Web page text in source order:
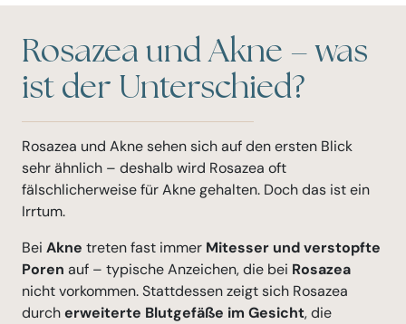
Rosazea und Akne – was
ist der Unterschied?
Rosazea und Akne sehen sich auf den ersten Blick
sehr ähnlich – deshalb wird Rosazea oft
fälschlicherweise für Akne gehalten. Doch das ist ein
Irrtum.
Bei Akne treten fast immer Mitesser und verstopfte
Poren auf – typische Anzeichen, die bei Rosazea
nicht vorkommen. Stattdessen zeigt sich Rosazea
durcherweiterte Blutgefäße im Gesicht, die